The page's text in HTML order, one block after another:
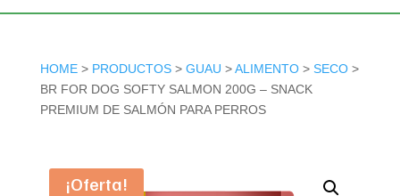
HOME> PRODUCTOS> GUAU >ALIMENTO> SECO>
BR FOR DOG SOFTY SALMON 200G – SNACK
PREMIUM DE SALMÓN PARA PERROS
¡Oferta!